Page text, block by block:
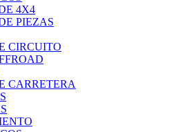
4X4
PIEZAS
CIRCUITO
CARRETERA